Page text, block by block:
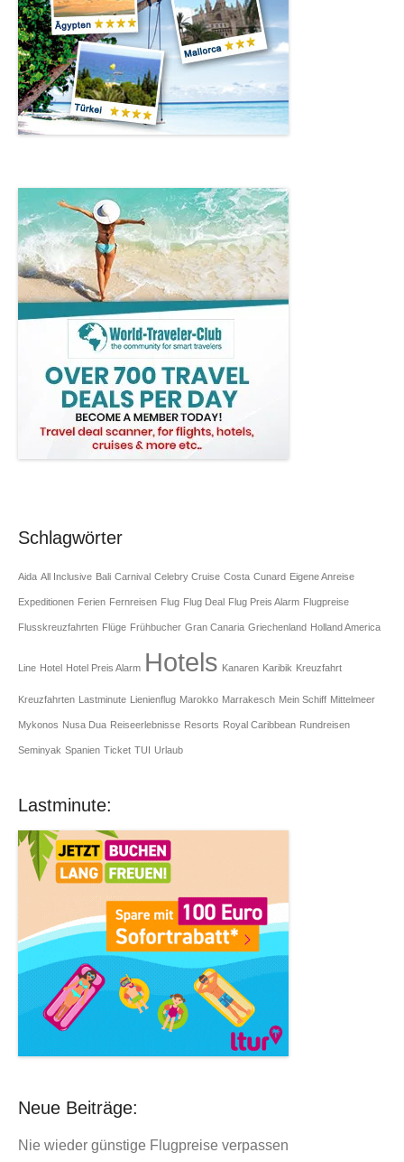
Schlagwörter
Aida All Inclusive Bali Carnival Celebry Cruise Costa Cunard Eigene Anreise
Expeditionen Ferien Fernreisen Flug Flug Deal Flug Preis Alarm Flugpreise
Flusskreuzfahrten Flüge Frühbucher Gran Canaria Griechenland Holland America
Line Hotel Hotel Preis Alarm Hotels Kanaren Karibik Kreuzfahrt
Kreuzfahrten Lastminute Lienienflug Marokko Marrakesch Mein Schiff Mittelmeer
Mykonos Nusa Dua Reiseerlebnisse Resorts Royal Caribbean Rundreisen
Seminyak Spanien Ticket TUI Urlaub
Lastminute:
Neue Beiträge:
Nie wieder günstige Flugpreise verpassen